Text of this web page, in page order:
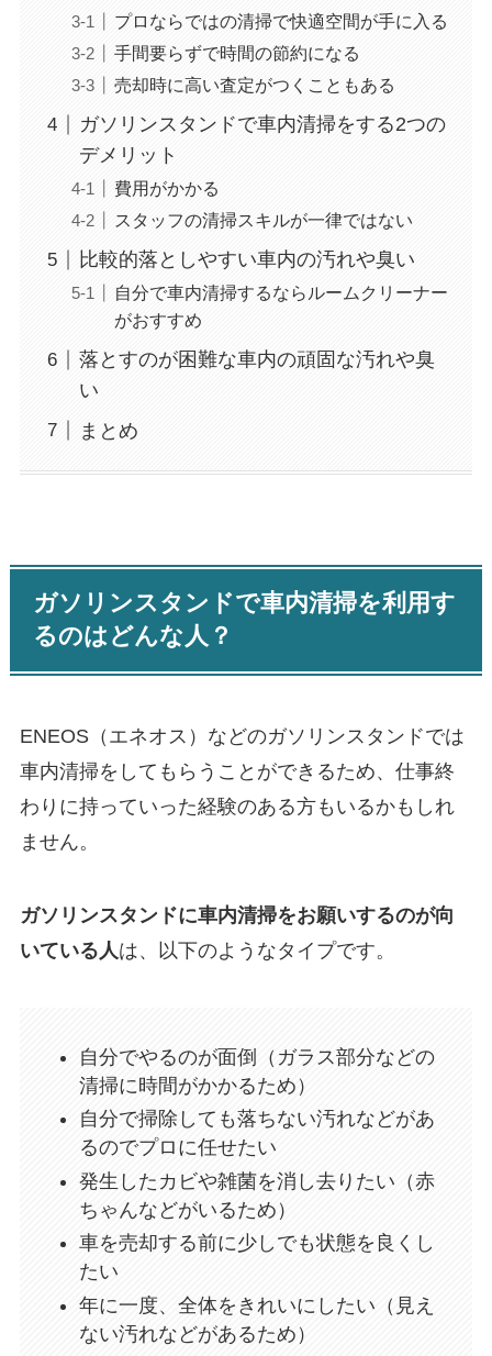
プロならではの清掃で快適空間が手に入る
手間要らずで時間の節約になる
売却時に高い査定がつくこともある
ガソリンスタンドで車内清掃をする2つの
デメリット
費用がかかる
スタッフの清掃スキルが一律ではない
比較的落としやすい車内の汚れや臭い
自分で車内清掃するならルームクリーナー
がおすすめ
落とすのが困難な車内の頑固な汚れや臭
い
まとめ
ガソリンスタンドで車内清掃を利用す
るのはどんな人？
ENEOS（エネオス）などのガソリンスタンドでは
車内清掃をしてもらうことができるため、仕事終
わりに持っていった経験のある方もいるかもしれ
ません。
ガソリンスタンドに車内清掃をお願いするのが向
いている人は、以下のようなタイプです。
自分でやるのが面倒（ガラス部分などの
清掃に時間がかかるため）
自分で掃除しても落ちない汚れなどがあ
るのでプロに任せたい
発生したカビや雑菌を消し去りたい（赤
ちゃんなどがいるため）
車を売却する前に少しでも状態を良くし
たい
年に一度、全体をきれいにしたい（見え
ない汚れなどがあるため）